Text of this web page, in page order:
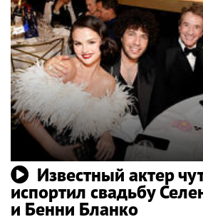
Известный актер
испортил свадьбу
и Бенни Бланко